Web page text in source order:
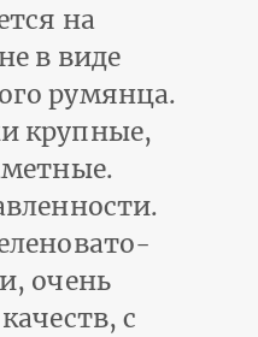
на
в виде
румянца.
крупные,
очень
с